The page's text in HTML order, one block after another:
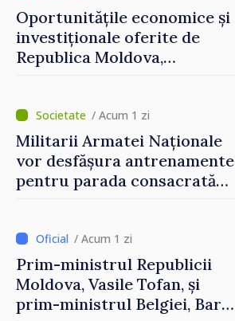
Oportunitățile economice și
investiționale oferite de
Republica Moldova,
Forumul Diasporei
/ Acum 1 zi
Militarii Armatei Naționale
vor desfășura antrenamente
pentru parada consacrată
/ Acum 1 zi
Prim-ministrul Republicii
Moldova, Vasile Tofan, și
prim-ministrul Belgiei, Bart